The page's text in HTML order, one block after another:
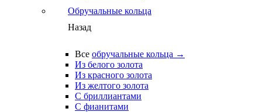
Обручальные кольца
Назад
Все обручальные кольца →
Из белого золота
Из красного золота
Из желтого золота
С бриллиантами
С фианитами